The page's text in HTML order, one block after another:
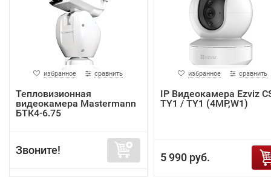
избранное сравнить
Тепловизионная
видеокамера Mastermann
БТК4-6.75
Звоните!
избранное сравнить
IP Видеокамера Ezviz
TY1 / TY1 (4MP,W1)
5 990 руб.